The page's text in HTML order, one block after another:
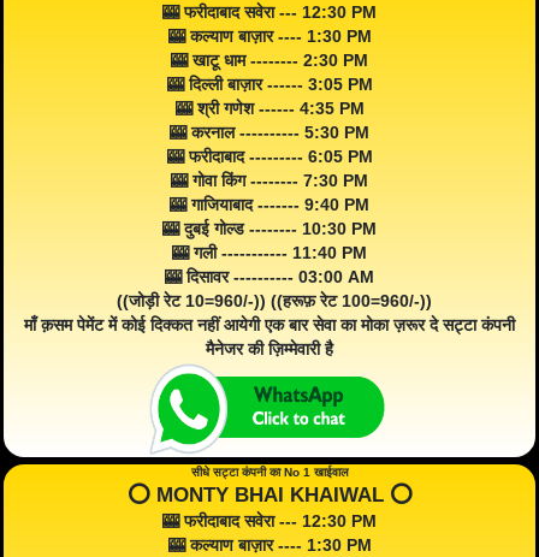
🎰 फरीदाबाद सवेरा --- 12:30 PM
🎰 कल्याण बाज़ार ---- 1:30 PM
🎰 खाटू धाम -------- 2:30 PM
🎰 दिल्ली बाज़ार ------ 3:05 PM
🎰 श्री गणेश ------ 4:35 PM
🎰 करनाल ---------- 5:30 PM
🎰 फरीदाबाद --------- 6:05 PM
🎰 गोवा किंग -------- 7:30 PM
🎰 गाजियाबाद ------- 9:40 PM
🎰 दुबई गोल्ड -------- 10:30 PM
🎰 गली ----------- 11:40 PM
🎰 दिसावर ---------- 03:00 AM
((जोड़ी रेट 10=960/-)) ((हरूफ़ रेट 100=960/-))
माँ क़सम पेमेंट में कोई दिक्कत नहीं आयेगी एक बार सेवा का मोका ज़रूर दे सट्टा कंपनी
मैनेजर की ज़िम्मेवारी है
सीधे सट्टा कंपनी का No 1 खाईवाल
⭕️ MONTY BHAI KHAIWAL ⭕️
🎰 फरीदाबाद सवेरा --- 12:30 PM
🎰 कल्याण बाज़ार ---- 1:30 PM